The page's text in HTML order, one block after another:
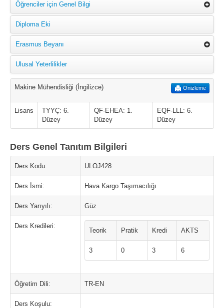
Öğrenciler için Genel Bilgi
Diploma Eki
Erasmus Beyanı
Ulusal Yeterlilikler
Makine Mühendisliği (İngilizce) Önizleme
Lisans
TYYÇ: 6.
Düzey
QF-EHEA: 1.
Düzey
EQF-LLL: 6.
Düzey
Ders Genel Tanıtım Bilgileri
Ders Kodu: ULOJ428
Ders İsmi: Hava Kargo Taşımacılığı
Ders Yarıyılı: Güz
Ders Kredileri:
Teorik Pratik Kredi AKTS
3 0 3 6
Öğretim Dili: TR-EN
Ders Koşulu: